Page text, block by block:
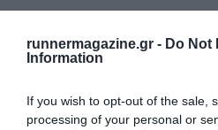
runnermagazine.gr - Do Not
Information
If you wish to opt-out of the sale,
processing of your personal or